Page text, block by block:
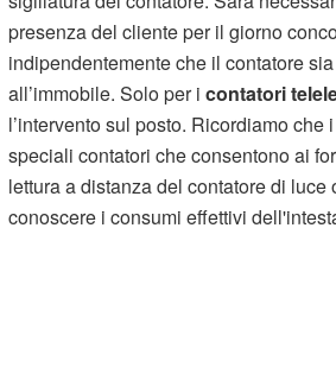
presenza del cliente per il giorno
indipendentemente che il contatore
all’immobile. Solo per icontatori
l’intervento sul posto. Ricordiamo che
speciali contatori che consentono ai
lettura a distanza del contatore di luce
conoscere i consumi effettivi